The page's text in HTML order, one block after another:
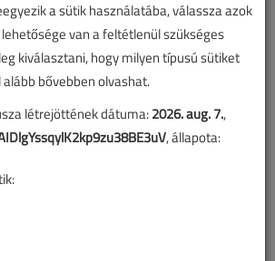
TARTALOM
ügy
frissült utoljára. A benne szereplő
a sütik használatába, válassza azok
van a feltétlenül szükséges
kiválasztani, hogy milyen típusú sütiket
bővebben olvashat.
létrejöttének dátuma:2026. aug. 7.,
, állapota: